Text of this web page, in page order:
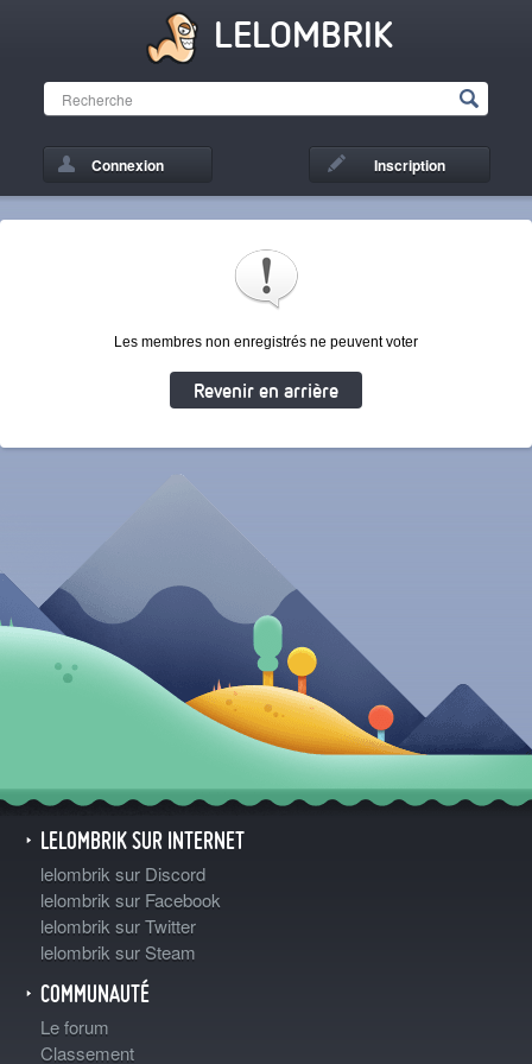
LELOMBRIK
Connexion Inscription
Les membres non enregistrés ne peuvent voter
Revenir en arrière
LELOMBRIK SUR INTERNET
lelombrik sur Discord
lelombrik sur Facebook
lelombrik sur Twitter
lelombrik sur Steam
COMMUNAUTÉ
Le forum
Classement